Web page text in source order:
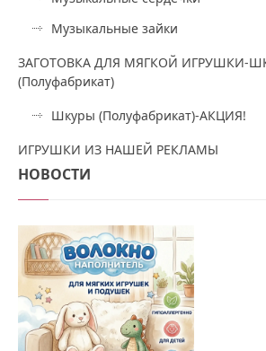
Музыкальные зайки
ЗАГОТОВКА ДЛЯ МЯГКОЙ ИГРУШКИ-
(Полуфабрикат)
Шкуры (Полуфабрикат)-АКЦИЯ!
ИГРУШКИ ИЗ НАШЕЙ РЕКЛАМЫ
НОВОСТИ